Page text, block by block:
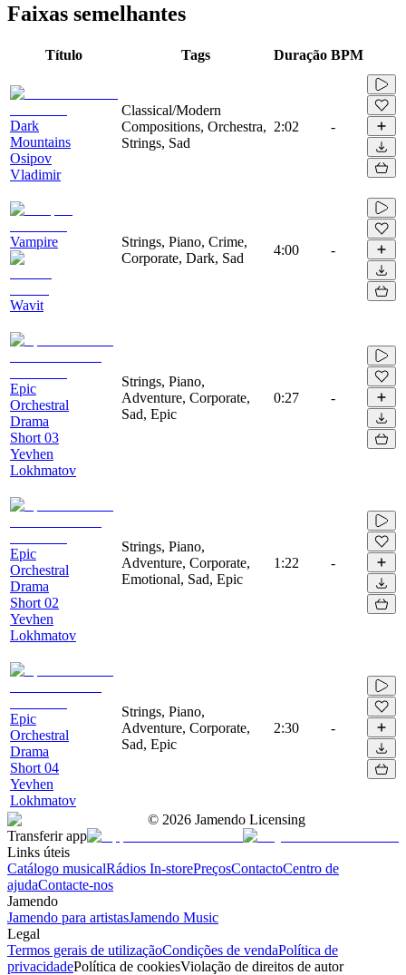
Faixas semelhantes
Título Tags Duração BPM
Dark
Mountains
Osipov
Vladimir
Classical/Modern
Compositions, Orchestra,
Strings, Sad
2:02 -
Vampire
Wavit
Strings, Piano, Crime,
Corporate, Dark, Sad
4:00 -
Epic
Orchestral
Drama
Short 03
Yevhen
Lokhmatov
Strings, Piano,
Adventure, Corporate,
Sad, Epic
0:27 -
Epic
Orchestral
Drama
Short 02
Yevhen
Lokhmatov
Strings, Piano,
Adventure, Corporate,
Emotional, Sad, Epic
1:22 -
Epic
Orchestral
Drama
Short 04
Yevhen
Lokhmatov
Strings, Piano,
Adventure, Corporate,
Sad, Epic
2:30 -
© 2026 Jamendo Licensing
Transferir app
Links úteis
Catálogo musicalRádios In-storePreçosContactoCentro de
ajudaContacte-nos
Jamendo
Jamendo para artistasJamendo Music
Legal
Termos gerais de utilizaçãoCondições de vendaPolítica de
privacidadePolítica de cookiesViolação de direitos de autor